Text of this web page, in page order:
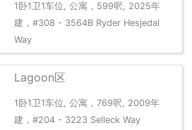
1卧1卫1车位, 公寓，599呎, 2025年
建，#308 - 3564B Ryder Hesjedal
Way
Lagoon区
1卧1卫1车位, 公寓，769呎, 2009年
建，#204 - 3223 Selleck Way